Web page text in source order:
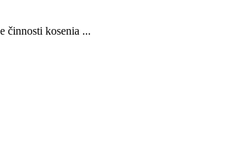
činnosti kosenia ...